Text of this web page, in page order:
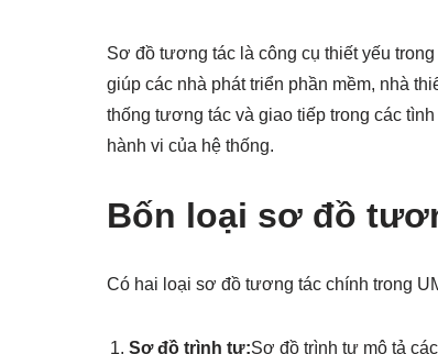
Sơ đồ tương tác là công cụ thiết yếu
giúp các nhà phát triển phần mềm, nhà
thống tương tác và giao tiếp trong các
hành vi của hệ thống.
Bốn loại sơ đồ
Có hai loại sơ đồ tương tác chính trong
Sơ đồ trình tự:Sơ đồ trình tự mô tả